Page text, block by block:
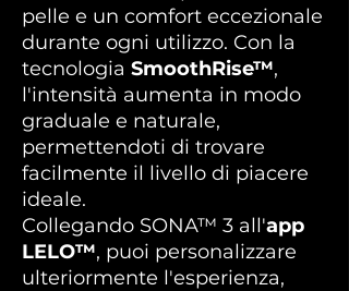
pelle e un comfort eccezionale
durante ogni utilizzo. Con la
tecnologia SmoothRise™,
l'intensità aumenta in modo
graduale e naturale,
permettendoti di trovare
facilmente il livello di piacere
ideale.
Collegando SONA™ 3 all'app
LELO™, puoi personalizzare
ulteriormente l'esperienza,